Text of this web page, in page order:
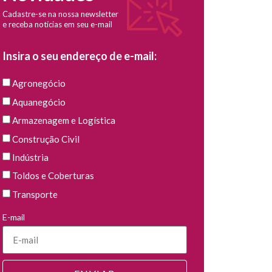
Cadastre-se na nossa newsletter
e receba notícias em seu e-mail
Insira o seu endereço de e-mail:
Agronegócio
Aquanegócio
Armazenagem e Logística
Construção Civil
Indústria
Toldos e Coberturas
Transporte
E-mail